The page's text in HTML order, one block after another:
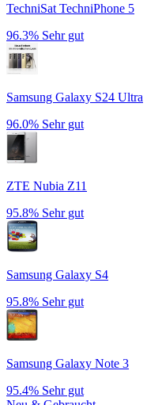
TechniSat TechniPhone 5
96.3% Sehr gut
Samsung Galaxy S24 Ultra
96.0% Sehr gut
ZTE Nubia Z11
95.8% Sehr gut
Samsung Galaxy S4
95.8% Sehr gut
Samsung Galaxy Note 3
95.4% Sehr gut